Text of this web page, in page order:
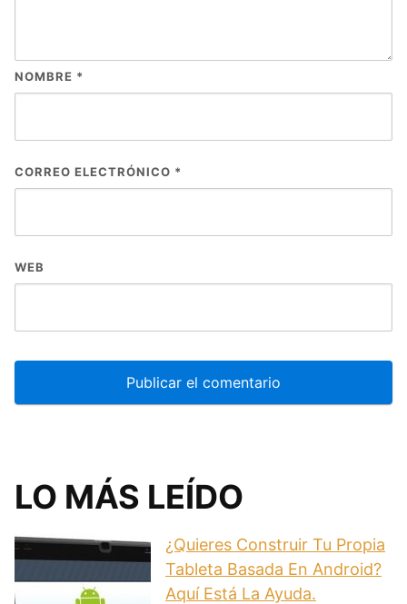
NOMBRE *
CORREO ELECTRÓNICO *
WEB
LO MÁS LEÍDO
¿Quieres Construir Tu Propia
Tableta Basada En Android?
Aquí Está La Ayuda.